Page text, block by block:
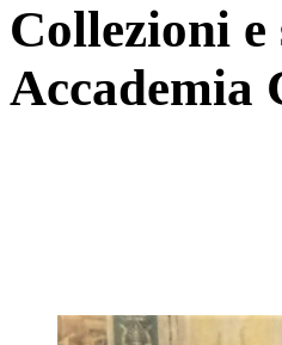
Collezioni e
Accademia